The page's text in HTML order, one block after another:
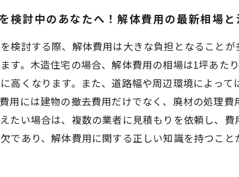
検討中のあなたへ！解体費用の最新相場と
検討する際、解体費用は大きな負担となること
す。木造住宅の場合、解体費用の相場は1坪あた
高くなります。また、道路幅や周辺環境によっ
用には建物の撤去費用だけでなく、廃材の処理
たい場合は、複数の業者に見積もりを依頼し、
であり、解体費用に関する正しい知識を持つこと